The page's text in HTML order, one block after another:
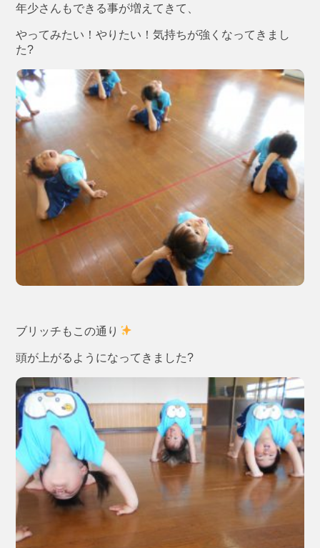
年少さんもできる事が増えてきて、
やってみたい！やりたい！気持ちが強くなってきまし
た?
ブリッチもこの通り
頭が上がるようになってきました?